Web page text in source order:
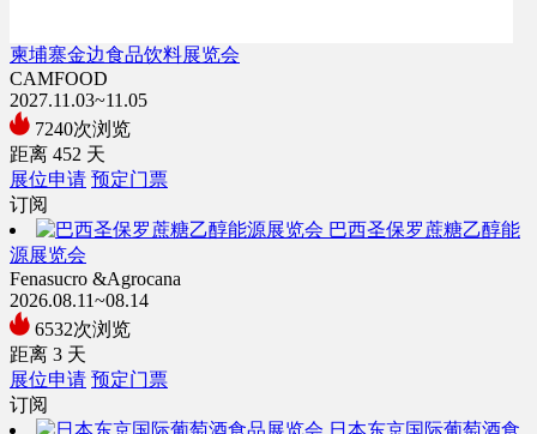
柬埔寨金边食品饮料展览会
CAMFOOD
2027.11.03~11.05
7240次浏览
距离 452 天
展位申请 预定门票
订阅
巴西圣保罗蔗糖乙醇能
源展览会
Fenasucro &Agrocana
2026.08.11~08.14
6532次浏览
距离 3 天
展位申请 预定门票
订阅
日本东京国际葡萄酒食